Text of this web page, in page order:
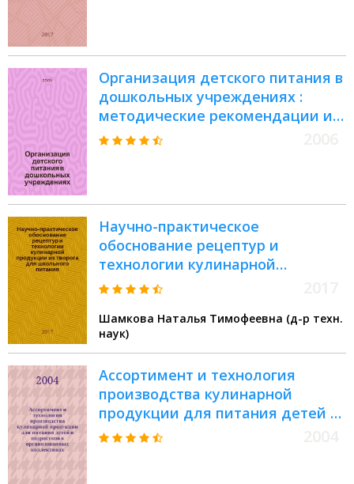
Организация детского питания в
дошкольных учреждениях :
методические рекомендации и
материалы
Научно-практическое
обоснование рецептур и
технологии кулинарной
продукции из творога для
Шамкова Наталья Тимофеевна (д-р техн.
наук)
Ассортимент и технология
производства кулинарной
продукции для питания детей и
подростков в организованных